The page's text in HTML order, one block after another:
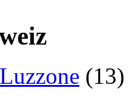
(13)